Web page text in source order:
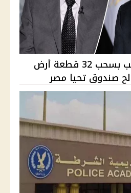
توفيق عكاشة يطالب بسحب 32 قطعة أرض
صندوق تحيا مصر